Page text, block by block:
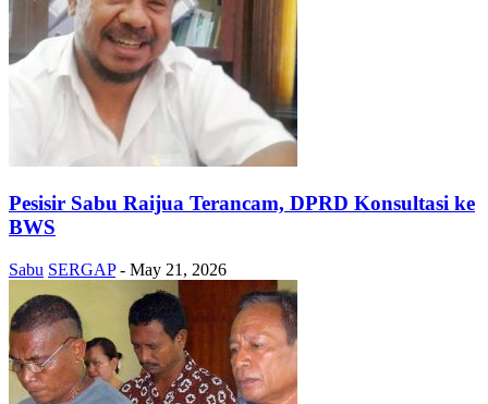
Pesisir Sabu Raijua Terancam, DPRD Konsultasi ke
BWS
Sabu SERGAP - May 21, 2026